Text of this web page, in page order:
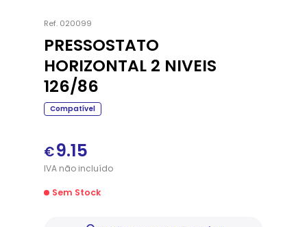
Ref. 020099
PRESSOSTATO
HORIZONTAL 2 NIVEIS
126/86
Compatível
€9.15
IVAnãoincluído
Sem Stock